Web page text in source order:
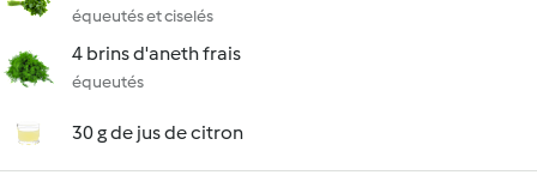
équeutés et ciselés
4 brins d'aneth frais
équeutés
30 g de jus de citron